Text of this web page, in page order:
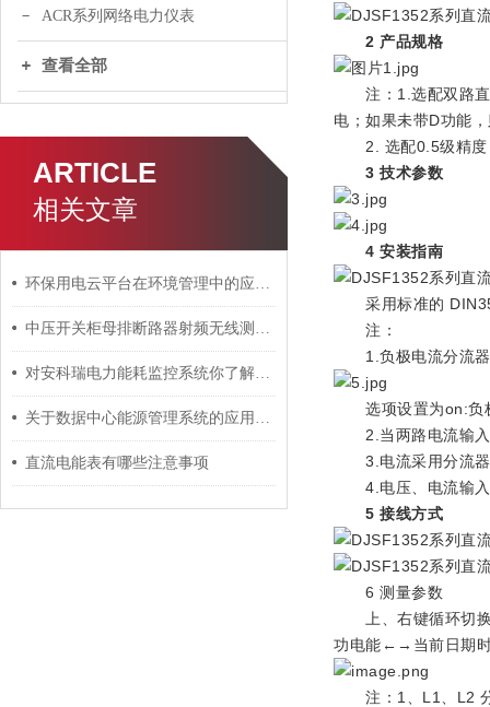
ACR系列网络电力仪表
查看全部
ARTICLE
相关文章
环保用电云平台在环境管理中的应用研究
中压开关柜母排断路器射频无线测温方案
对安科瑞电力能耗监控系统你了解吗？
关于数据中心能源管理系统的应用分析及解决方案
直流电能表有哪些注意事项
2 产品规格
注：1.选配双路直
电；如果未带D功能
2. 选配0.5级精度（
3 技术参数
4 安装指南
采用标准的
注：
1.负极电流分流器
选项设置为on:负极
2.当两路电流输入
3.电流采用分流器
4.电压、电流输入
5 接线方式
6 测量参数
上、右键循环切换
功电能←→当前日期
注：1、L1、L2 分